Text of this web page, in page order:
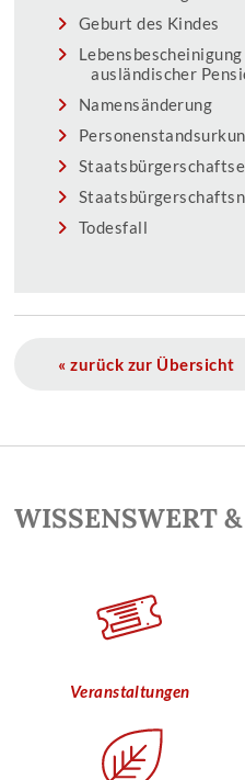
Geburt des Kindes
ausländischer
Namensänderung
Todesfall
« zurück zur Übersicht
WISSENSWERT
Veranstaltungen